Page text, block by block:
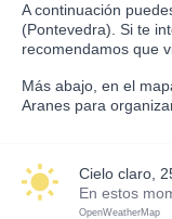
A continuación
(Pontevedra). Si te
recomendamos que
Más abajo, en el
Aranes para
cielo claro,
En estos
OpenWeatherMap